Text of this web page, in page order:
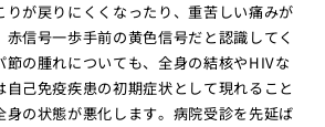
りが戻りにくくなったり、重苦しい痛みが
信号一歩手前の黄色信号だと認識してく
節の腫れについても、全身の結核やHIVな
自己免疫疾患の初期症状として現れること
身の状態が悪化します。病院受診を先延ば